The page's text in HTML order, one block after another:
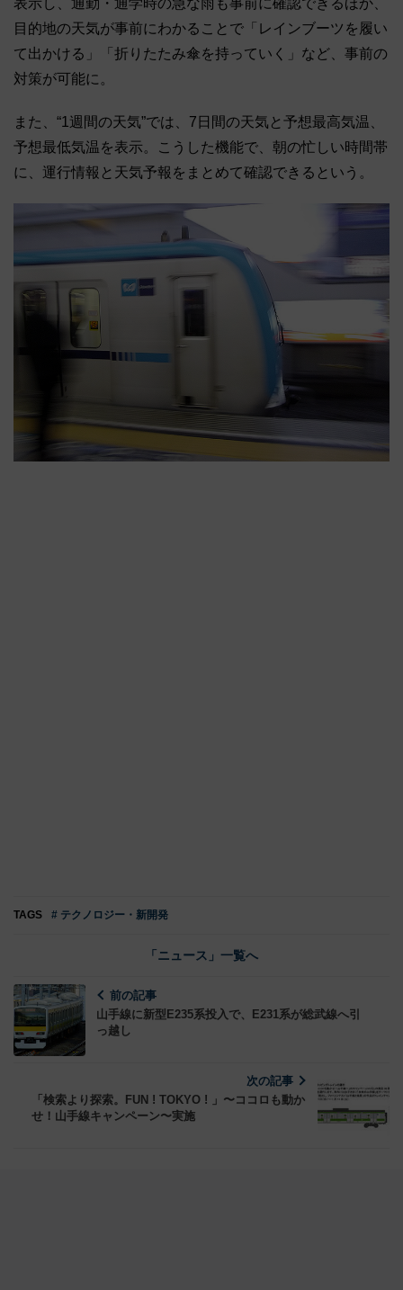
表示し、通勤・通学時の急な雨も事前に確認できるほか、
目的地の天気が事前にわかることで「レインブーツを履い
て出かける」「折りたたみ傘を持っていく」など、事前の
対策が可能に。
また、“1週間の天気”では、7日間の天気と予想最高気温、
予想最低気温を表示。こうした機能で、朝の忙しい時間帯
に、運行情報と天気予報をまとめて確認できるという。
TAGS # テクノロジー・新開発
「ニュース」一覧へ
前の記事
山手線に新型E235系投入で、E231系が総武線へ引
っ越し
次の記事
「検索より探索。FUN ! TOKYO ! 」〜ココロも動か
せ！山手線キャンペーン〜実施